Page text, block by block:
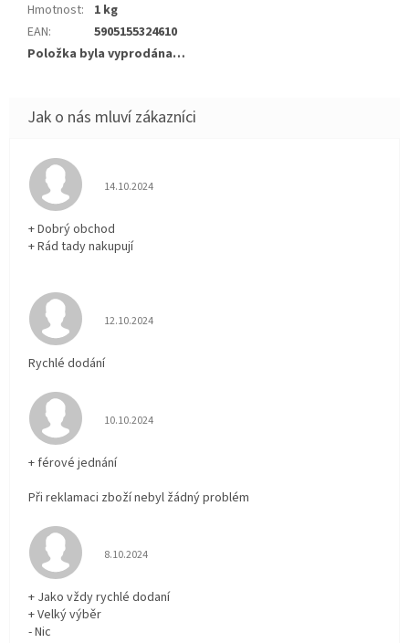
Hmotnost:
1 kg
EAN:
5905155324610
Položka byla vyprodána…
Hodnocení obchodu je 5 z 5 hvězdiček.
14.10.2024
+ Dobrý obchod
+ Rád tady nakupují
Hodnocení obchodu je 5 z 5 hvězdiček.
12.10.2024
Rychlé dodání
Hodnocení obchodu je 5 z 5 hvězdiček.
10.10.2024
+ férové jednání
Při reklamaci zboží nebyl žádný problém
Hodnocení obchodu je 5 z 5 hvězdiček.
8.10.2024
+ Jako vždy rychlé dodaní
+ Velký výběr
- Nic